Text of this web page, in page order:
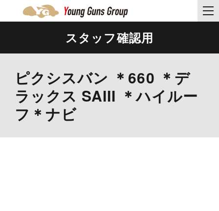
スタッフ確認用
ピクシスバン ＊660 ＊デ
ラックス SAIII ＊ハイルー
フ＊ナビ